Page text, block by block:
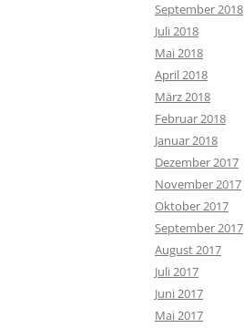
September 2018
Juli 2018
Mai 2018
April 2018
März 2018
Februar 2018
Januar 2018
Dezember 2017
November 2017
Oktober 2017
September 2017
August 2017
Juli 2017
Juni 2017
Mai 2017